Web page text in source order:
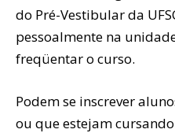
do Pré-Vestibular da
pessoalmente na
freqüentar o curso.
Podem se inscrever
ou que estejam